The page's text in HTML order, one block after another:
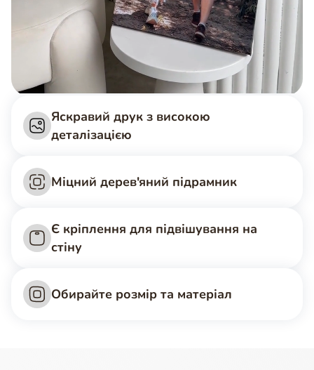
Яскравий друк з високою
деталізацією
Міцний дерев'яний підрамник
Є кріплення для підвішування на
стіну
Обирайте розмір та матеріал